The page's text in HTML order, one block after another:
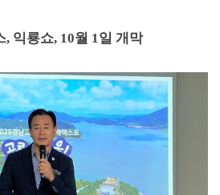
, 익룡쇼, 10월 1일 개막